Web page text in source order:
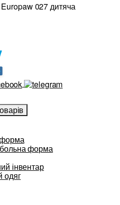
027 дитяча
форма
інвентар
одяг